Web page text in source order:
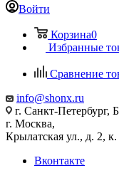
Войти
Корзина0
Избранные
Сравнение
info@shonx.ru
г. Санкт-Петербург,
г. Москва,
Крылатская ул., д. 2,
Вконтакте